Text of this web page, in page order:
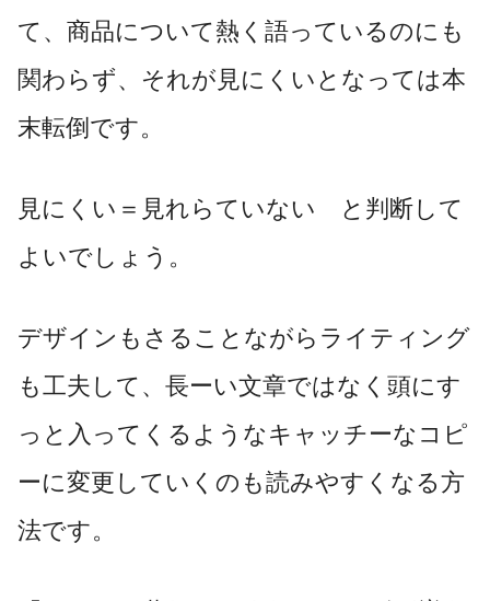
て、商品について熱く語っているのにも
関わらず、それが見にくいとなっては本
末転倒です。
見にくい＝見れらていない と判断して
よいでしょう。
デザインもさることながらライティング
も工夫して、長ーい文章ではなく頭にす
っと入ってくるようなキャッチーなコピ
ーに変更していくのも読みやすくなる方
法です。